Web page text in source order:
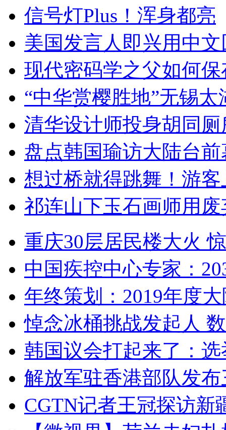
信号灯Plus！浑身都亮
美国发言人即兴用中
现代密码学之父如何
“中华赏樱胜地”无锡
清华设计师投身胡同
盘点韩国瑜访大陆台
想过桥就得跳舞！游客
祁连山下玉石画师用
重庆30层居民楼大火
中国疾控中心专家：
年终策划：2019年度
悼念冰桶挑战发起人
韩国议会打起来了：
解放军驻香港部队发
CGTN记者王冠探访新